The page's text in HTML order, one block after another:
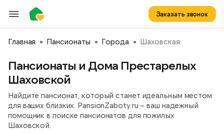
Заказать звонок
Главная Пансионаты Города Шаховская
Пансионаты и Дома Престарелых
Шаховской
Найдите пансионат, который станет идеальным местом
для ваших близких. PansionZaboty.ru – ваш надежный
помощник в поиске пансионатов для пожилых
Шаховской.